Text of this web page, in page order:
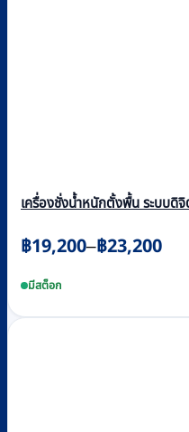
เครื่องชั่งน้ำหนักตั้งพื้น ระบบดิ
฿19,200–฿23,200
Price
฿19,200
มีสต็อก
product